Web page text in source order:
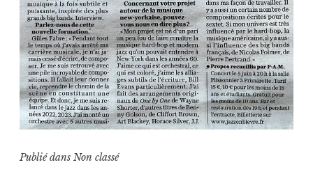
Publié dans Non classé